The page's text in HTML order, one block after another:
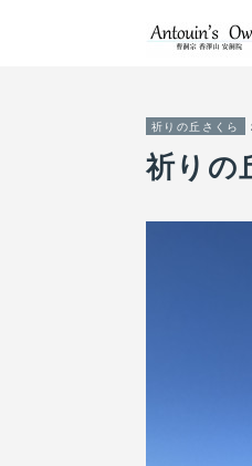
祈りの丘さくら
祈りの